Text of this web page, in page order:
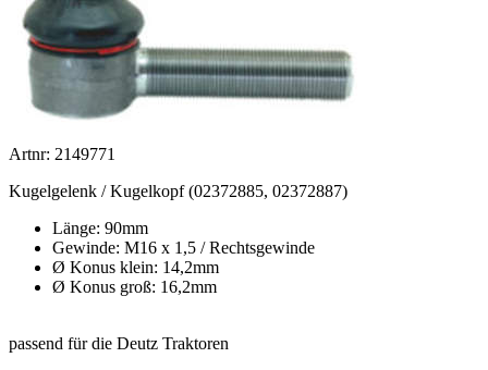
Artnr: 2149771
Kugelgelenk / Kugelkopf (02372885, 02372887)
Länge: 90mm
Gewinde: M16 x 1,5 / Rechtsgewinde
Ø Konus klein: 14,2mm
Ø Konus groß: 16,2mm
passend für die Deutz Traktoren